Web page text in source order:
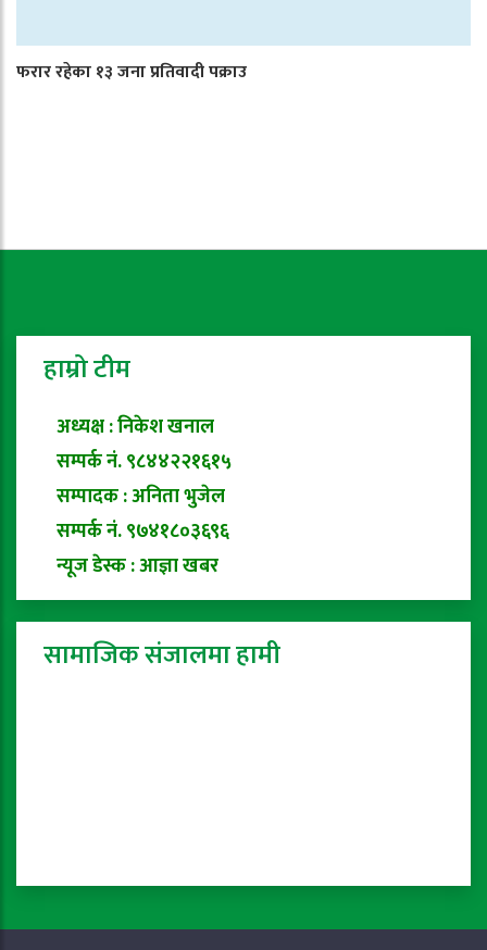
फरार रहेका १३ जना प्रतिवादी पक्राउ
हाम्रो टीम
अध्यक्ष : निकेश खनाल
सम्पर्क नं. ९८४४२२१६१५
सम्पादक : अनिता भुजेल
सम्पर्क नं. ९७४१८०३६९६
न्यूज डेस्क : आज्ञा खबर
सामाजिक संजालमा हामी